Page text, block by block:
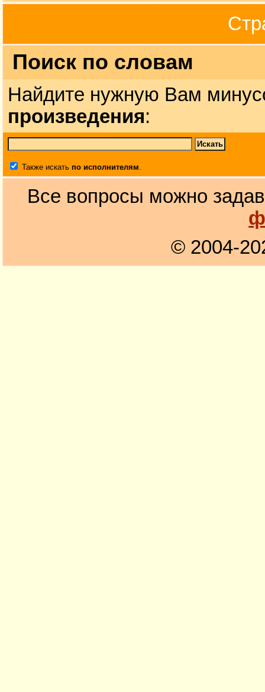
Поиск по словам
Найдите нужную Вам
произведения:
Также искать по исполнителям.
Все вопросы можно
© 2004-